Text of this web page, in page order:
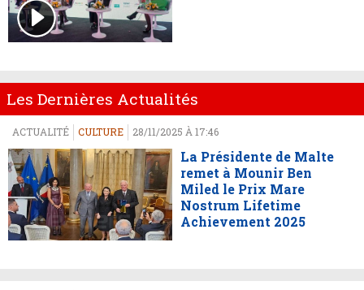
Les Dernières Actualités
ACTUALITÉ CULTURE 28/11/2025 À 17:46
La Présidente de Malte
remet à Mounir Ben
Miled le Prix Mare
Nostrum Lifetime
Achievement 2025